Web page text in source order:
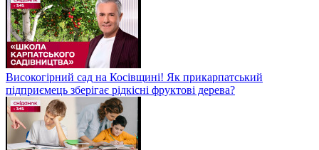
Високогірний сад на Косівщині! Як прикарпатський
підприємець зберігає рідкісні фруктові дерева?